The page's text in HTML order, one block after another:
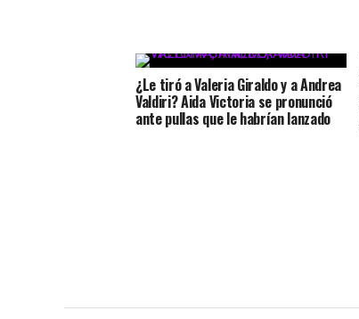
¿Le tiró a Valeria Giraldo y a Andrea
Valdiri? Aida Victoria se pronunció
ante pullas que le habrían lanzado